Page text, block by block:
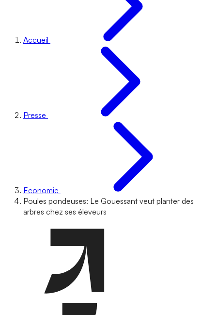
Accueil
Presse
Economie
Poules pondeuses: Le Gouessant veut planter des
arbres chez ses éleveurs